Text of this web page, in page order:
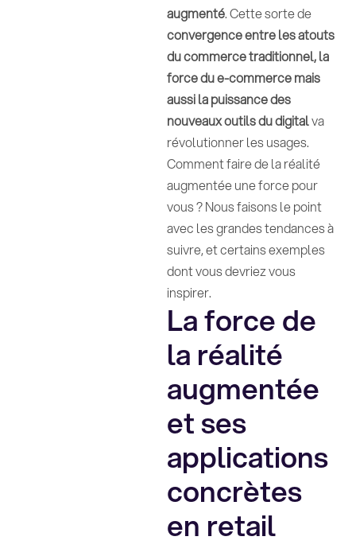
augmenté. Cette sorte de
convergence entre les atouts
du commerce traditionnel, la
force du e-commerce mais
aussi la puissance des
nouveaux outils du digitalva
révolutionner les usages.
Comment faire de la réalité
augmentée une force pour
vous ? Nous faisons le point
avec les grandes tendances à
suivre, et certains exemples
dont vous devriez vous
inspirer.
La force de
la réalité
augmentée
et ses
applications
concrètes
en retail